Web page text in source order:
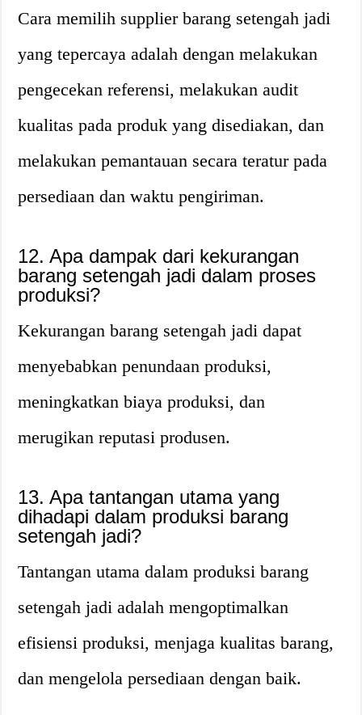
Cara memilih supplier barang setengah jadi
yang tepercaya adalah dengan melakukan
pengecekan referensi, melakukan audit
kualitas pada produk yang disediakan, dan
melakukan pemantauan secara teratur pada
persediaan dan waktu pengiriman.
12. Apa dampak dari kekurangan
barang setengah jadi dalam proses
produksi?
Kekurangan barang setengah jadi dapat
menyebabkan penundaan produksi,
meningkatkan biaya produksi, dan
merugikan reputasi produsen.
13. Apa tantangan utama yang
dihadapi dalam produksi barang
setengah jadi?
Tantangan utama dalam produksi barang
setengah jadi adalah mengoptimalkan
efisiensi produksi, menjaga kualitas barang,
dan mengelola persediaan dengan baik.